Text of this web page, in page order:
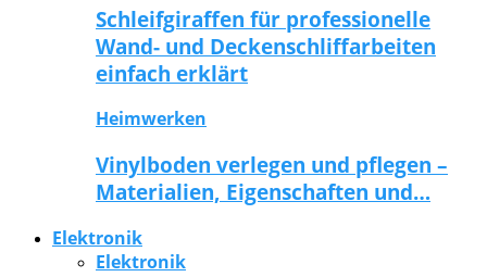
Schleifgiraffen für professionelle
Wand- und Deckenschliffarbeiten
einfach erklärt
Heimwerken
Vinylboden verlegen und pflegen –
Materialien, Eigenschaften und…
Elektronik
Elektronik